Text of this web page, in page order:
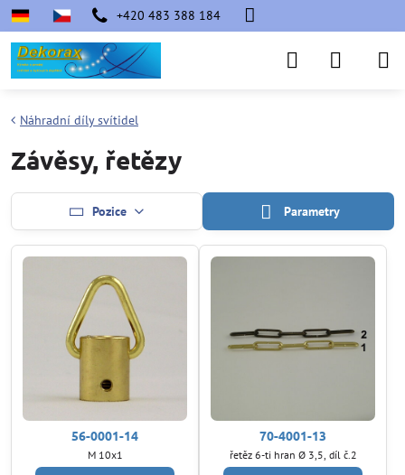
+420 483 388 184
Náhradní díly svítidel
Závěsy, řetězy
Pozice Parametry
56-0001-14
M 10x1
70-4001-13
řetěz 6-ti hran Ø 3,5, díl č.2